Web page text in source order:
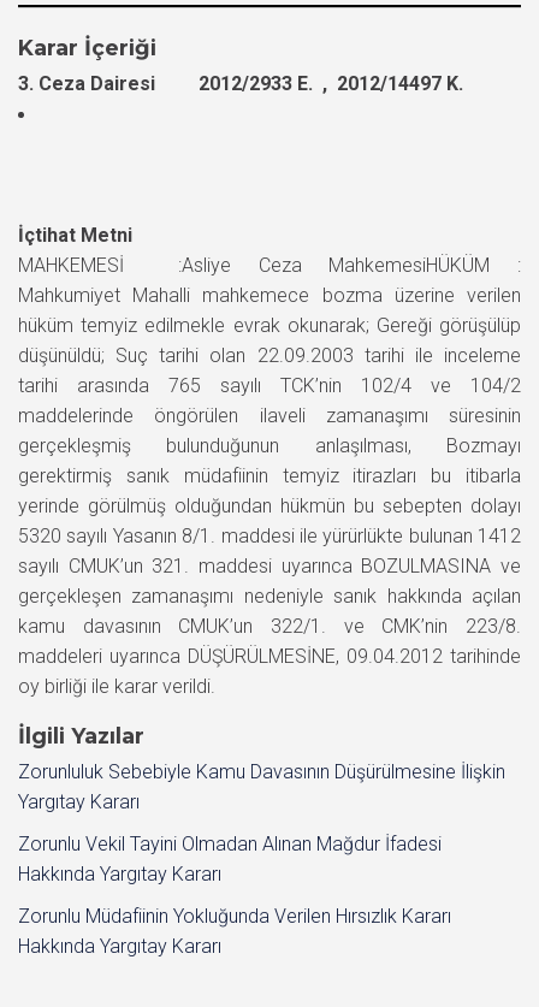
Karar İçeriği
3. Ceza Dairesi 2012/2933 E. , 2012/14497 K.
İçtihat Metni
MAHKEMESİ :Asliye Ceza MahkemesiHÜKÜM :
Mahkumiyet Mahalli mahkemece bozma üzerine verilen
hüküm temyiz edilmekle evrak okunarak; Gereği görüşülüp
düşünüldü; Suç tarihi olan 22.09.2003 tarihi ile inceleme
tarihi arasında 765 sayılı TCK’nin 102/4 ve 104/2
maddelerinde öngörülen ilaveli zamanaşımı süresinin
gerçekleşmiş bulunduğunun anlaşılması, Bozmayı
gerektirmiş sanık müdafiinin temyiz itirazları bu itibarla
yerinde görülmüş olduğundan hükmün bu sebepten dolayı
5320 sayılı Yasanın 8/1. maddesi ile yürürlükte bulunan 1412
sayılı CMUK’un 321. maddesi uyarınca BOZULMASINA ve
gerçekleşen zamanaşımı nedeniyle sanık hakkında açılan
kamu davasının CMUK’un 322/1. ve CMK’nin 223/8.
maddeleri uyarınca DÜŞÜRÜLMESİNE, 09.04.2012 tarihinde
oy birliği ile karar verildi.
İlgili Yazılar
Zorunluluk Sebebiyle Kamu Davasının Düşürülmesine İlişkin
Yargıtay Kararı
Zorunlu Vekil Tayini Olmadan Alınan Mağdur İfadesi
Hakkında Yargıtay Kararı
Zorunlu Müdafiinin Yokluğunda Verilen Hırsızlık Kararı
Hakkında Yargıtay Kararı